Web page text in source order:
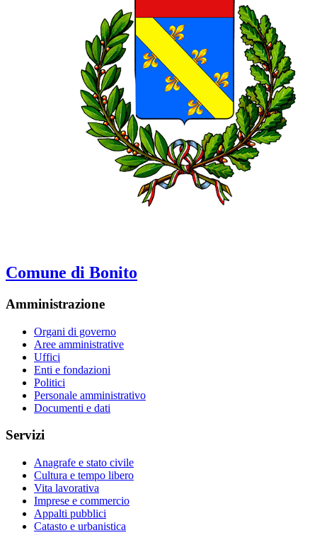
Comune di Bonito
Amministrazione
Organi di governo
Aree amministrative
Uffici
Enti e fondazioni
Politici
Personale amministrativo
Documenti e dati
Servizi
Anagrafe e stato civile
Cultura e tempo libero
Vita lavorativa
Imprese e commercio
Appalti pubblici
Catasto e urbanistica